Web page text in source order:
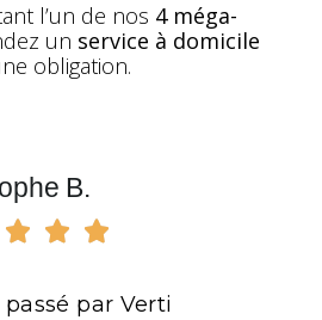
l’un de nos 4 méga-
un service à domicile
obligation.
B.
  
par Verti